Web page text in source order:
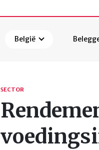
België
SECTOR